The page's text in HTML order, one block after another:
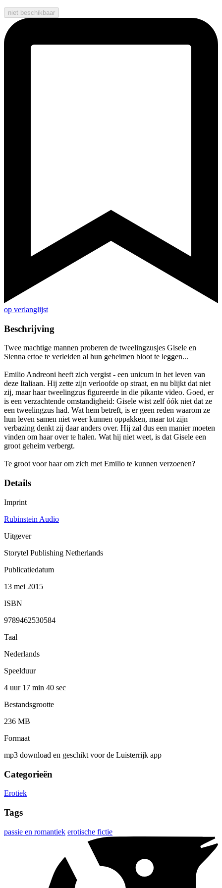
niet beschikbaar
op verlanglijst
Beschrijving
Twee machtige mannen proberen de tweelingzusjes Gisele en
Sienna ertoe te verleiden al hun geheimen bloot te leggen...
Emilio Andreoni heeft zich vergist - een unicum in het leven van
deze Italiaan. Hij zette zijn verloofde op straat, en nu blijkt dat niet
zij, maar haar tweelingzus figureerde in die pikante video. Goed, er
is een verzachtende omstandigheid: Gisele wist zelf óók niet dat ze
een tweelingzus had. Wat hem betreft, is er geen reden waarom ze
hun leven samen niet weer kunnen oppakken, maar tot zijn
verbazing denkt zij daar anders over. Hij zal dus een manier moeten
vinden om haar over te halen. Wat hij niet weet, is dat Gisele een
groot geheim verbergt.
Te groot voor haar om zich met Emilio te kunnen verzoenen?
Details
Imprint
Rubinstein Audio
Uitgever
Storytel Publishing Netherlands
Publicatiedatum
13 mei 2015
ISBN
9789462530584
Taal
Nederlands
Speelduur
4 uur 17 min 40 sec
Bestandsgrootte
236 MB
Formaat
mp3 download en geschikt voor de Luisterrijk app
Categorieën
Erotiek
Tags
passie en romantiek erotische fictie